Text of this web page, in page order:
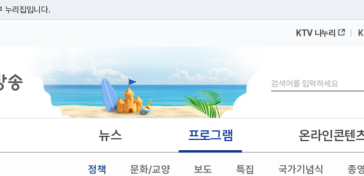
누리집입니다.
소를 사용하고 있다면 아래 URL에서 도메인 주소를 확인해 보세요
KTV 나누리
검색
뉴스 프로그램
정책 문화/교양 보도 특집 국가기념식 종영
온라인콘텐